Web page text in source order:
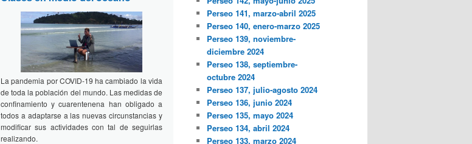
La pandemia por COVID-19 ha cambiado la vida
de toda la población del mundo. Las medidas de
confinamiento y cuarentenena han obligado a
todos a adaptarse a las nuevas circunstancias y
modificar sus actividades con tal de seguirlas
realizando.
Perseo 141, marzo-abril 2025
Perseo 140, enero-marzo 2025
Perseo 139, noviembre-
diciembre 2024
Perseo 138, septiembre-
octubre 2024
Perseo 137, julio-agosto 2024
Perseo 136, junio 2024
Perseo 135, mayo 2024
Perseo 134, abril 2024
Perseo 133, marzo 2024